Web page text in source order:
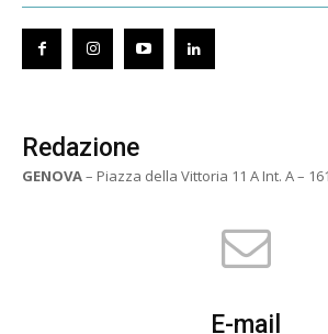
Redazione
GENOVA– Piazza della Vittoria 11 A Int. A –
E-mail